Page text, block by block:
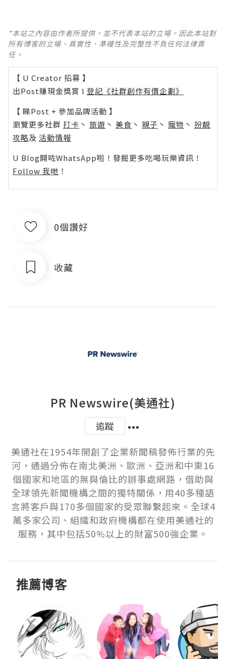
*本站之內容由作者所提供，並不代表本站的立場。因此本站對
所有博客的立場、真實性、準確性及完整性不負任何法律責
任。
【 U Creator 招募 】
出Post賺現金獎賞 l 登記《社群創作有價企劃》
【 睇Post + 參加品牌活動 】
瀏覽更多社群 打卡 丶 旅遊 丶 美食 丶 親子 丶 寵物 丶 扮靚
攻略及 活動情報
U Blog開咗WhatsApp啦！發掘更多吃喝玩樂資訊！
Follow 我哋 ！
0個讚好
收藏
PR Newswire(美通社)
追蹤
美通社在1954年開創了企業新聞稿發佈行業的先
河，通過分佈在南北美洲、歐洲、亞洲和中東16
個國家和地區的無與倫比的辦事處網路，借助與
全球領先新聞機構之間的獨特關係，用40多種語
言將客戶與170多個國家的受眾聯繫起來。全球4
萬多家公司、組織和政府機構都在使用美通社的
服務，其中包括50%以上的財富500強企業。
推薦博客